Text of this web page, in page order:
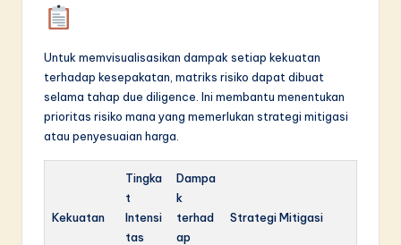
Untuk memvisualisasikan dampak setiap kekuatan
terhadap kesepakatan, matriks risiko dapat dibuat
selama tahap due diligence. Ini membantu menentukan
prioritas risiko mana yang memerlukan strategi mitigasi
atau penyesuaian harga.
Kekuatan
Tingka
t
Intensi
tas
Dampa
k
terhad
ap
Strategi Mitigasi